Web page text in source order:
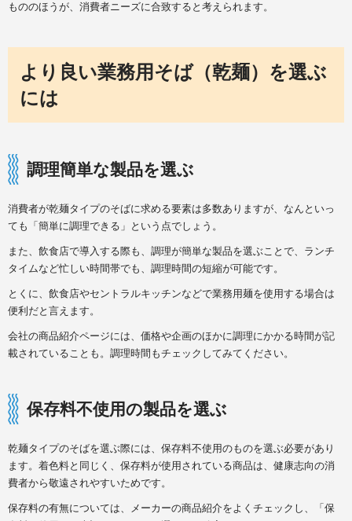
もののほうが、消費者ニーズに合致すると考えられます。
より良い業務用そば（乾麺）を選ぶ
には
調理簡単な製品を選ぶ
消費者が乾麺タイプのそばに求める要素は多数ありますが、なんといっ
ても「簡単に調理できる」という点でしょう。
また、飲食店で導入する際も、調理が簡単な製品を選ぶことで、ランチ
タイムなど忙しい時間帯でも、調理時間の短縮が可能です。
とくに、飲食店やセントラルキッチンなどで業務用麺を使用する場合は
便利だと言えます。
会社の商品紹介ページには、価格や企画のほかに調理にかかる時間が記
載されていることも。調理時間もチェックしてみてください。
保存料不使用の製品を選ぶ
乾麺タイプのそばを選ぶ際には、保存料不使用のものを選ぶ必要があり
ます。着色料と同じく、保存料が使用されている商品は、健康志向の消
費者から敬遠されやすいためです。
保存料の有無については、メーカーの商品紹介をよくチェックし、「保